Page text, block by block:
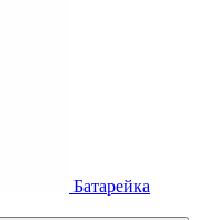
Батарейка